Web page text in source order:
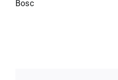
Bosc